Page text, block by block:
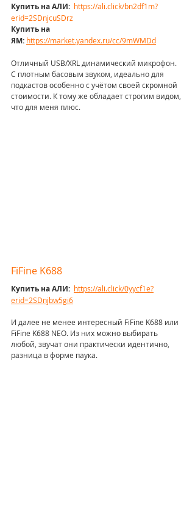
Купить на АЛИ: https://ali.click/bn2df1m?
erid=2SDnjcuSDrz
Купить на
ЯМ: https://market.yandex.ru/cc/9mWMDd
Отличный USB/XRL динамический микрофон.
С плотным басовым звуком, идеально для
подкастов особенно с учётом своей скромной
стоимости. К тому же обладает строгим видом,
что для меня плюс.
FiFine K688
Купить на АЛИ: https://ali.click/0yycf1e?
erid=2SDnjbw5gi6
И далее не менее интересный FiFine K688 или
FiFine K688 NEO. Из них можно выбирать
любой, звучат они практически идентично,
разница в форме паука.